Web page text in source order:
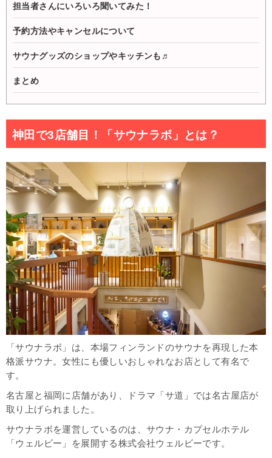
担当者さんにいろいろ聞いてみた！
予約方法やキャンセルについて
サウナグッズのショップやキッチンも♬
まとめ
神田で3店舗目！「サウナラボ」とは？
「サウナラボ」は、本場フィンランドのサウナを再現した本
格派サウナ。女性にも優しいおしゃれなお店として有名で
す。
名古屋と福岡に店舗があり、ドラマ「サ道」では名古屋店が
取り上げられました。
サウナラボを運営しているのは、サウナ・カプセルホテル
「ウェルビー」を展開する株式会社ウェルビーです。